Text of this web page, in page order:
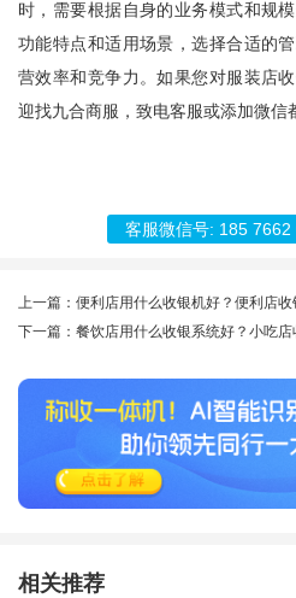
时，需要根据自身的业务模式和规
功能特点和适用场景，选择合适的
营效率和竞争力。如果您对服装店
迎找九合商服，致电客服或添加微信
客服微信号: 185 7662
上一篇：便利店用什么收银机好？便利店
下一篇：餐饮店用什么收银系统好？小吃店
相关推荐